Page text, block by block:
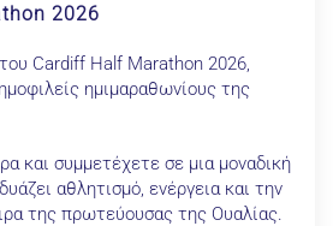
2026
Cardiff Half Marathon 2026,
ημιμαραθωνίους της
και συμμετέχετε σε μια μοναδική
αθλητισμό, ενέργεια και την
της πρωτεύουσας της Ουαλίας.